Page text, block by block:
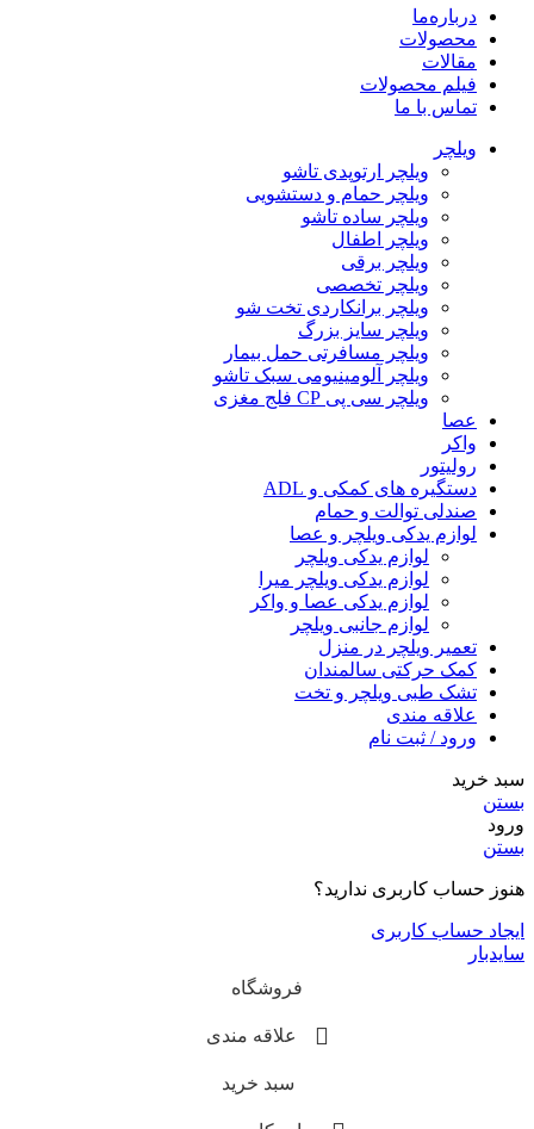
درباره‌ما
محصولات
مقالات
فیلم محصولات
تماس با ما
ویلچر
ویلچر ارتوپدی تاشو
ویلچر حمام و دستشویی
ویلچر ساده تاشو
ویلچر اطفال
ویلچر برقی
ویلچر تخصصی
ویلچر برانکاردی تخت شو
ویلچر سایز بزرگ
ویلچر مسافرتی حمل بیمار
ویلچر آلومینیومی سبک تاشو
ویلچر سی پی CP فلج مغزی
عصا
واکر
رولیتور
دستگیره های کمکی و ADL
صندلی توالت و حمام
لوازم یدکی ویلچر و عصا
لوازم یدکی ویلچر
لوازم یدکی ویلچر میرا
لوازم یدکی عصا و واکر
لوازم جانبی ویلچر
تعمیر ویلچر در منزل
کمک حرکتی سالمندان
تشک طبی ویلچر و تخت
علاقه مندی
ورود / ثبت نام
سبد خرید
بستن
ورود
بستن
هنوز حساب کاربری ندارید؟
ایجاد حساب کاربری
سایدبار
فروشگاه
علاقه مندی
سبد خرید